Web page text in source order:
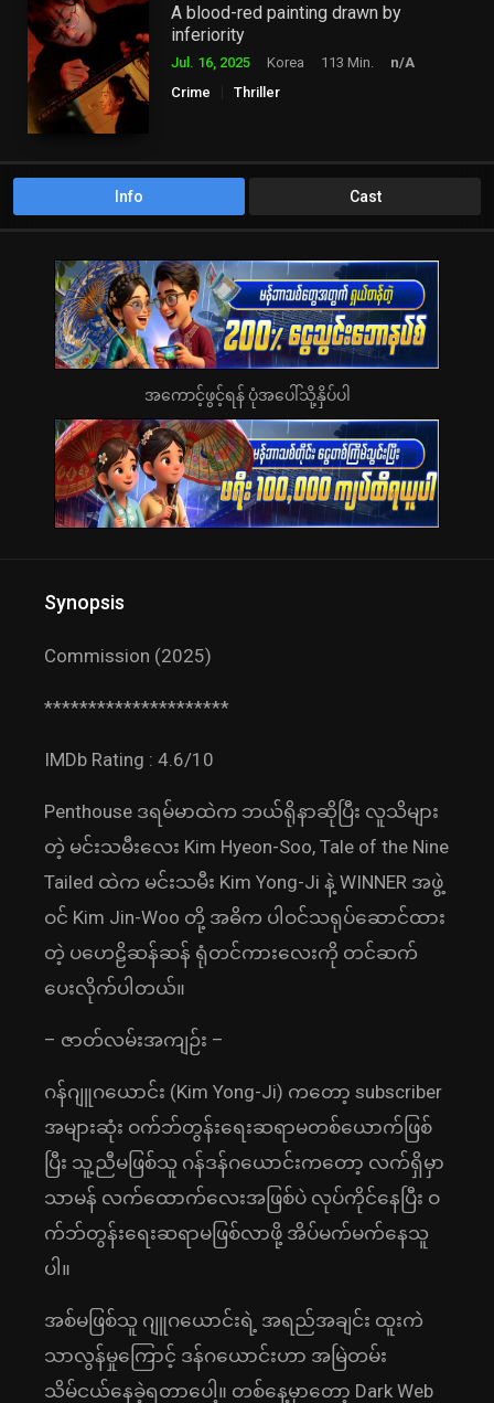
A blood-red painting drawn by
inferiority
Jul. 16, 2025 Korea 113 Min.
n/A
Crime
Thriller
Info Cast
အကောင့်ဖွင့်ရန် ပုံအပေါ်သို့နှိပ်ပါ
Synopsis
Commission (2025)
*********************
IMDb Rating : 4.6/10
Penthouse ဒရမ်မာထဲက ဘယ်ရိုနာဆိုပြီး လူသိများ
တဲ့ မင်းသမီးလေး Kim Hyeon-Soo, Tale of the Nine
Tailed ထဲက မင်းသမီး Kim Yong-Ji နဲ့ WINNER အဖွဲ့
ဝင် Kim Jin-Woo တို့ အဓိက ပါဝင်သရုပ်ဆောင်ထား
တဲ့ ပဟေဠိဆန်ဆန် ရုံတင်ကားလေးကို တင်ဆက်
ပေးလိုက်ပါတယ်။
– ဇာတ်လမ်းအကျဉ်း –
ဂန်ဂျူဂယောင်း (Kim Yong-Ji) ကတော့ subscriber
အများဆုံး ဝက်ဘ်တွန်းရေးဆရာမတစ်ယောက်ဖြစ်
ပြီး သူ့ညီမဖြစ်သူ ဂန်ဒန်ဂယောင်းကတော့ လက်ရှိမှာ
သာမန် လက်ထောက်လေးအဖြစ်ပဲ လုပ်ကိုင်နေပြီး ဝ
က်ဘ်တွန်းရေးဆရာမဖြစ်လာဖို့ အိပ်မက်မက်နေသူ
ပါ။
အစ်မဖြစ်သူ ဂျူဂယောင်းရဲ့ အရည်အချင်း ထူးကဲ
သာလွန်မှုကြောင့် ဒန်ဂယောင်းဟာ အမြဲတမ်း
သိမ်ငယ်နေခဲ့ရတာပေါ့။ တစ်နေ့မှာတော့ Dark Web